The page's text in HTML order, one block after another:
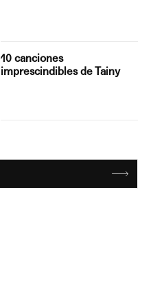
10 canciones
imprescindibles de Tainy